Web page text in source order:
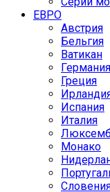
ЕВРО
Австрия
Бельгия
Ватикан
Германия
Греция
Испания
Италия
Монако